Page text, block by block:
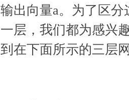
输出向量a。为了区
一层，我们都为感兴
到在下面所示的三层